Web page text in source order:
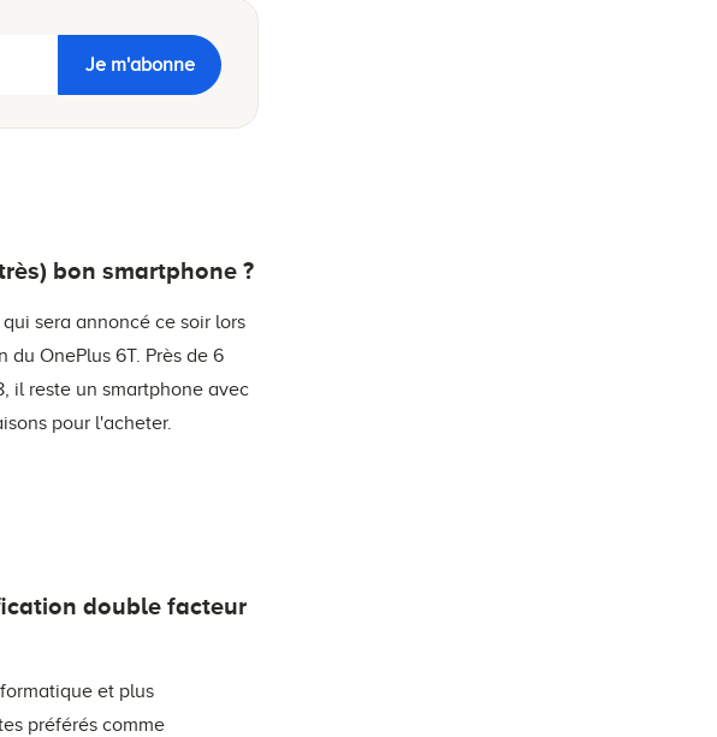
Je m'abonne
bon smartphone ?
sera annoncé ce soir lors
OnePlus 6T. Près de 6
il reste un smartphone avec
pour l'acheter.
double facteur
et plus
préférés comme